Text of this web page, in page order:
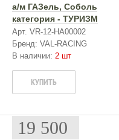
а/м ГАЗель, Соболь
категория - ТУРИЗМ
Арт. VR-12-HA00002
Бренд: VAL-RACING
В наличии: 2 шт
КУПИТЬ
19 500